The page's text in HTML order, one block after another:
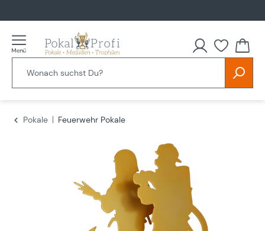
Du
Pokale Feuerwehr Pokale